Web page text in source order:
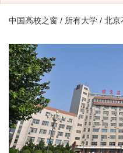
中国高校之窗 / 所有大学 / 北京